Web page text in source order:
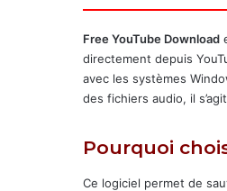
Free YouTube Download
directement depuis
avec les systèmes
des fichiers audio, il
Pourquoi
Ce logiciel permet de